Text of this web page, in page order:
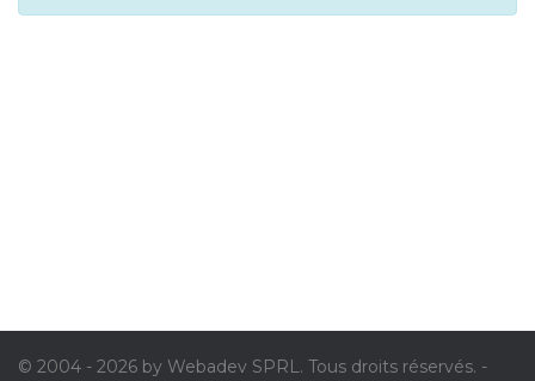
© 2004 - 2026 by Webadev SPRL. Tous droits réservés. -